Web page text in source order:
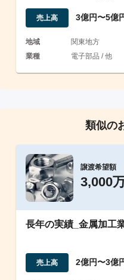
ント基板の実装・組立
売上高 3億円〜5億
地域
関東地方
業種
電子部品 / 他
類似の
譲渡希望額
3,000
長年の実績_金属加工
売上高 2億円〜3億